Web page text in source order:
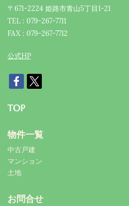
〒671-2224 姫路市青山5丁目1-21
TEL : 079-267-7711
FAX : 079-267-7712
公式HP
TOP
物件一覧
中古戸建
マンション
土地
お問合せ